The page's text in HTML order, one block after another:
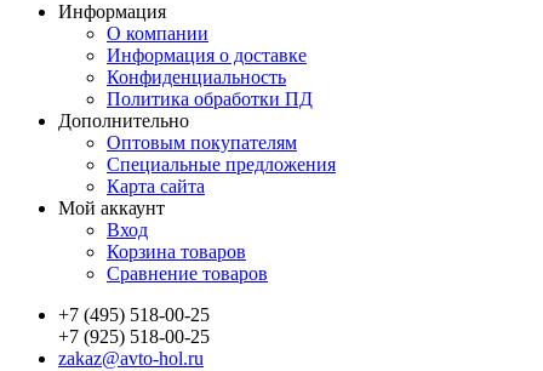
Информация
О компании
Информация о доставке
Конфиденциальность
Политика обработки ПД
Дополнительно
Оптовым покупателям
Специальные предложения
Карта сайта
Мой аккаунт
Вход
Корзина товаров
Сравнение товаров
+7 (495) 518-00-25
+7 (925) 518-00-25
zakaz@avto-hol.ru